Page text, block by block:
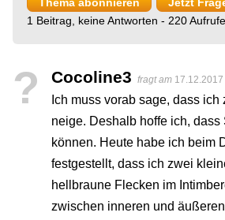
Thema abonnieren
Jetzt
1 Beitrag, keine Antworten - 220 Aufrufe
? Cocoline3 fragt am 17.12.2017
Ich muss vorab sage, dass ich
neige. Deshalb hoffe ich,
können. Heute habe ich beim
festgestellt, dass ich zwei
hellbraune Flecken im
zwischen inneren und